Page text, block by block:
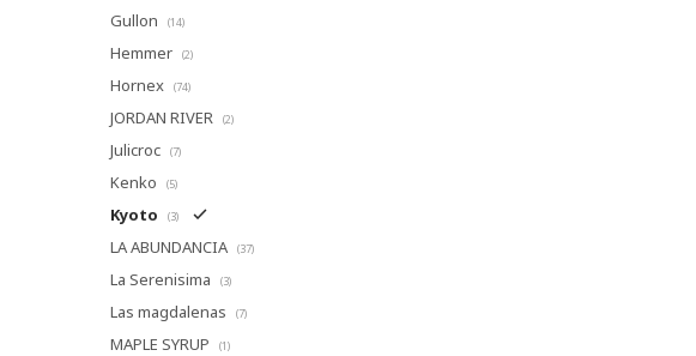
Gullon (14)
Hemmer (2)
Hornex (74)
JORDAN RIVER (2)
Julicroc (7)
Kenko (5)
Kyoto (3)
LA ABUNDANCIA (37)
La Serenisima (3)
Las magdalenas (7)
MAPLE SYRUP (1)